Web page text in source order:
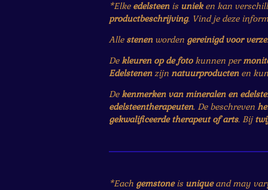
*Elke edelsteenis unieken kan
productbeschrijving. Vind je deze
Alle stenenworden gereinigd voor
Dekleuren op de fotokunnen per
Edelstenenzijn natuurproductenen
Dekenmerken van mineralen en
edelsteentherapeuten. De beschreven
gekwalificeerde therapeut of arts. Bij
*Each gemstoneis uniqueand may